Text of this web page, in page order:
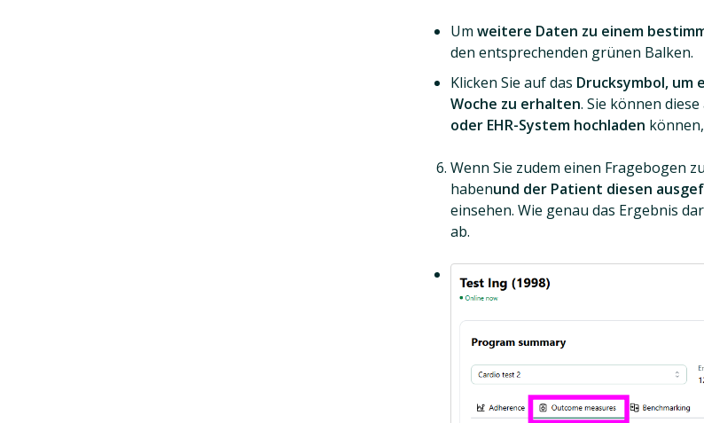
Um weitere Daten zu einem
den entsprechenden grünen Balken.
Klicken Sie auf das Drucksymbol,
Woche zu erhalten. Sie können
oder EHR-System hochladen
Wenn Sie zudem einen Fragebogen
habenund der Patient diesen
einsehen. Wie genau das Ergebnis
ab.